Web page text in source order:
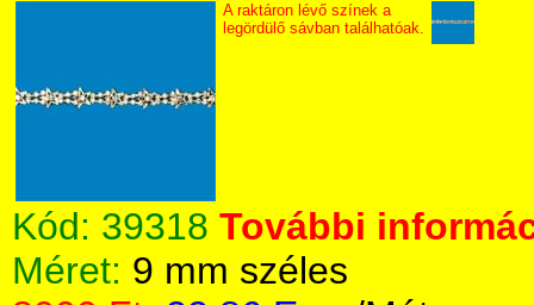
A raktáron lévő színek a
legördülő sávban találhatóak.
Kód: 39318 További
Méret: 9 mm széles